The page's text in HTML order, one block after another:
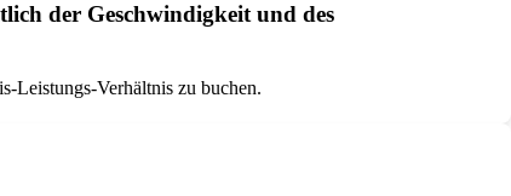
der Geschwindigkeit und des
Leistungs-Verhältnis zu buchen.